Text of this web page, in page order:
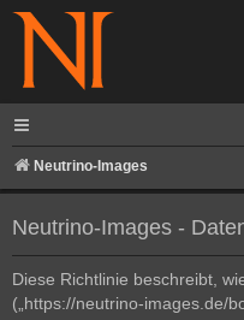
Neutrino-Images
Neutrino-Images -
Diese Richtlinie beschreibt,
(„https://neutrino-images.de/